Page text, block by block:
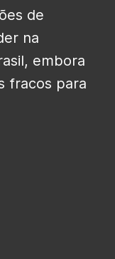
de
na
embora
fracos para